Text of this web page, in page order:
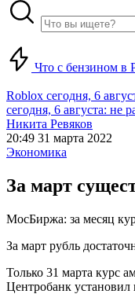
Что с бензином в
Roblox сегодня, 6
сегодня, 6 августа: не
Никита Ревяков
20:49 31 марта 2022
Экономика
За март
МосБиржа: за месяц
За март рубль
Только 31 марта курс
Центробанк установил